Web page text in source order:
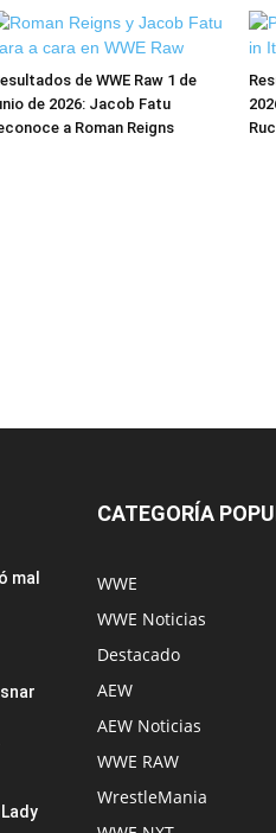
de WWE Raw 1 de
de 2026: Jacob Fatu
a Roman Reigns
mal
CATEGORÍA
WWE
WWE Noticias
Destacado
AEW
AEW Noticias
WWE RAW
WrestleMania